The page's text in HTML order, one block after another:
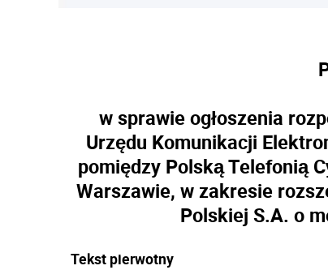
w sprawie ogłoszenia
Urzędu Komunikacji
pomiędzy Polską Telefonią
Warszawie, w zakresie
Polskiej S.A. o
Tekst pierwotny